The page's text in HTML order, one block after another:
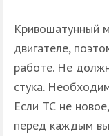
Кривошатунный
двигателе,
работе. Не
стука.
Если ТС не
перед каждым